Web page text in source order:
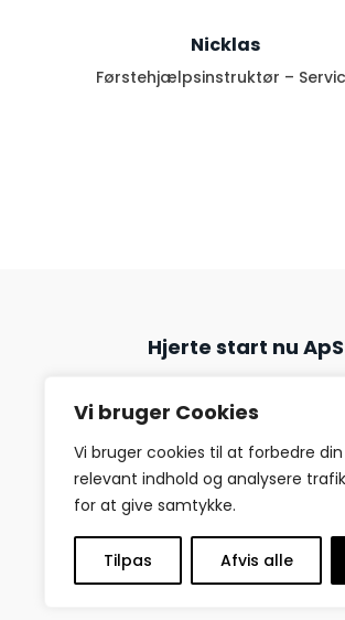
Vi bruger Cookies
Vi bruger cookies til at forbedre
relevant indhold og analysere
for at give samtykke.
Tilpas Afvis alle
Nicklas
Førstehjælpsinstruktør –
Hjerte start nu ApS
8900 Randers C
CVR: 39 41 36 55
Mail:
Tlf.: +45 26 82 82 67